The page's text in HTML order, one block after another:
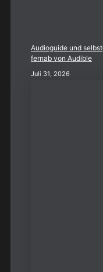
Audioguide und
fernab von Audible
Juli 31, 2026